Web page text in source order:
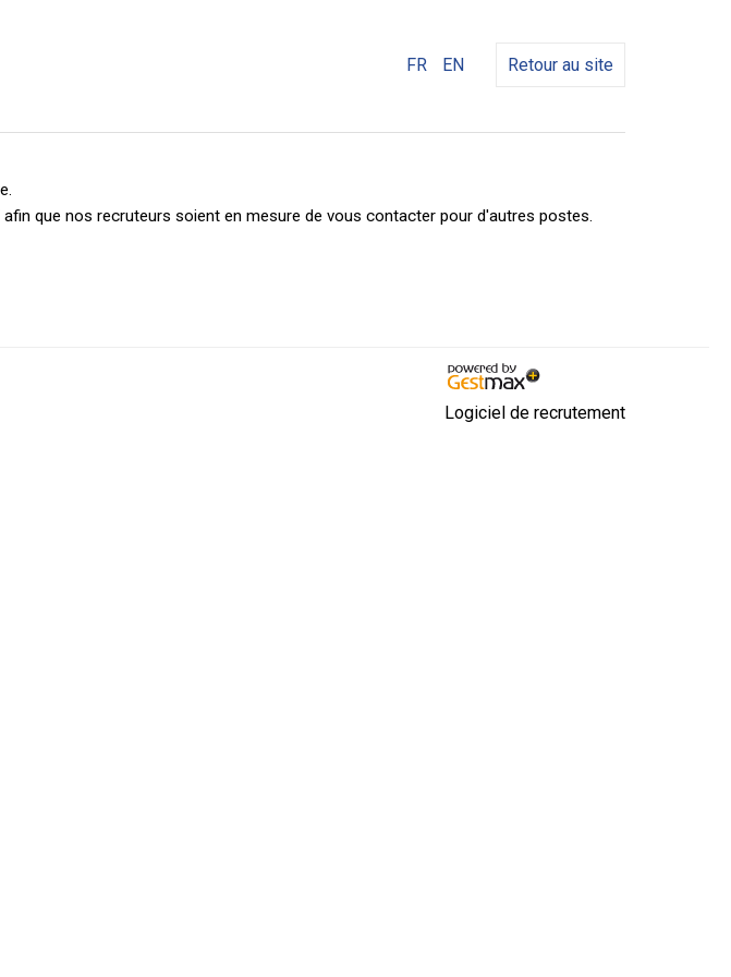
FR EN Retour au site
que nos recruteurs soient en mesure de vous contacter pour d'autres postes.
Logiciel de recrutement